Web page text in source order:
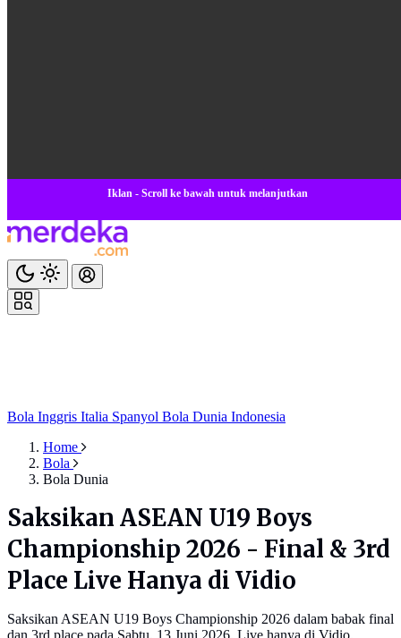
Iklan - Scroll ke bawah untuk melanjutkan
Bola Inggris Italia Spanyol Bola Dunia Indonesia
Home
Bola
Bola Dunia
Saksikan ASEAN U19 Boys
Championship 2026 - Final & 3rd
Place Live Hanya di Vidio
Saksikan ASEAN U19 Boys Championship 2026 dalam babak final